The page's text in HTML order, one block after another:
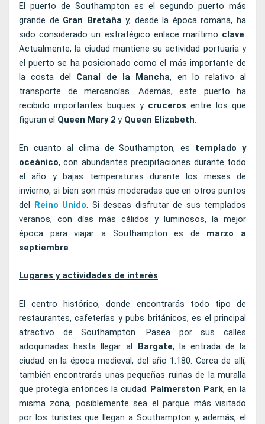
El puerto de Southampton es el segundo puerto más
grande de Gran Bretañay, desde la época romana, ha
sido considerado un estratégico enlace marítimo clave.
Actualmente, la ciudad mantiene su actividad portuaria y
el puerto se ha posicionado como el más importante de
la costa del Canal de la Mancha, en lo relativo al
transporte de mercancías. Además, este puerto ha
recibido importantes buques y cruceros entre los que
figuran el Queen Mary 2 y Queen Elizabeth.
En cuanto al clima de Southampton, es templado y
oceánico, con abundantes precipitaciones durante todo
el año y bajas temperaturas durante los meses de
invierno, si bien son más moderadas que en otros puntos
del
Reino Unido. Si deseas disfrutar de sus templados
veranos, con días más cálidos y luminosos, la mejor
época para viajar a Southampton es de marzo a
septiembre.
Lugares y actividades de interés
El centro histórico, donde encontrarás todo tipo de
restaurantes, cafeterías y pubs británicos, es el principal
atractivo de Southampton. Pasea por sus calles
adoquinadas hasta llegar al
Bargate, la entrada de la
ciudad en la época medieval, del año 1.180. Cerca de allí,
también encontrarás unas pequeñas ruinas de la muralla
que protegía entonces la ciudad. Palmerston Park, en la
misma zona, posiblemente sea el parque más visitado
por los turistas que llegan a Southampton y, además, el